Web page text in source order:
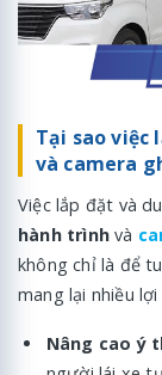
Tại sao
và camera
Việc lắp đặt và
hành trình và
không chỉ là để
mang lại nhiều
Nâng cao ý